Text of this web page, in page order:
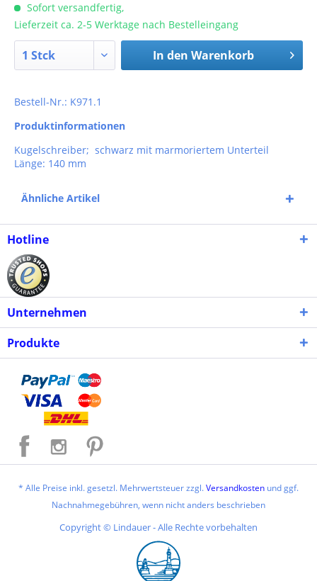
Sofort versandfertig,
Lieferzeit ca. 2-5 Werktage nach Bestelleingang
In den Warenkorb
Bestell-Nr.: K971.1
Produktinformationen
Kugelschreiber; schwarz mit marmoriertem Unterteil
Länge: 140 mm
Ähnliche Artikel
Hotline
Unternehmen
Produkte
* Alle Preise inkl. gesetzl. Mehrwertsteuer zzgl.Versandkosten und ggf.
Nachnahmegebühren, wenn nicht anders beschrieben
Copyright © Lindauer - Alle Rechte vorbehalten